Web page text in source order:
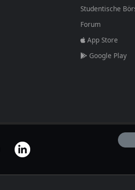
Studentische
Forum
App Store
Google Play